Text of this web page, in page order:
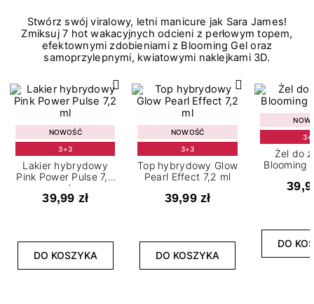
Stwórz swój viralowy, letni manicure jak Sara James!
Zmiksuj 7 hot wakacyjnych odcieni z perłowym topem,
efektownymi zdobieniami z Blooming Gel oraz
samoprzylepnymi, kwiatowymi naklejkami 3D.
NOWOŚĆ
3+3
Lakier hybrydowy
Pink Power Pulse 7,2
ml
39,99 zł
DO KOSZYKA
NOWOŚĆ
3+3
Top hybrydowy Glow
Pearl Effect 7,2 ml
39,99 zł
DO KOSZYKA
Żel do
Blooming
DO